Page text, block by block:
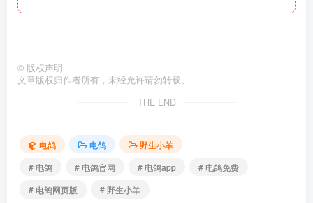
© 版权声明
文章版权归作者所有，未经允许请勿转载。
THE END
电鸽 电鸽
野生小羊
# 电鸽
# 电鸽官网 # 电鸽app
# 电鸽免费
# 电鸽网页版
# 野生小羊